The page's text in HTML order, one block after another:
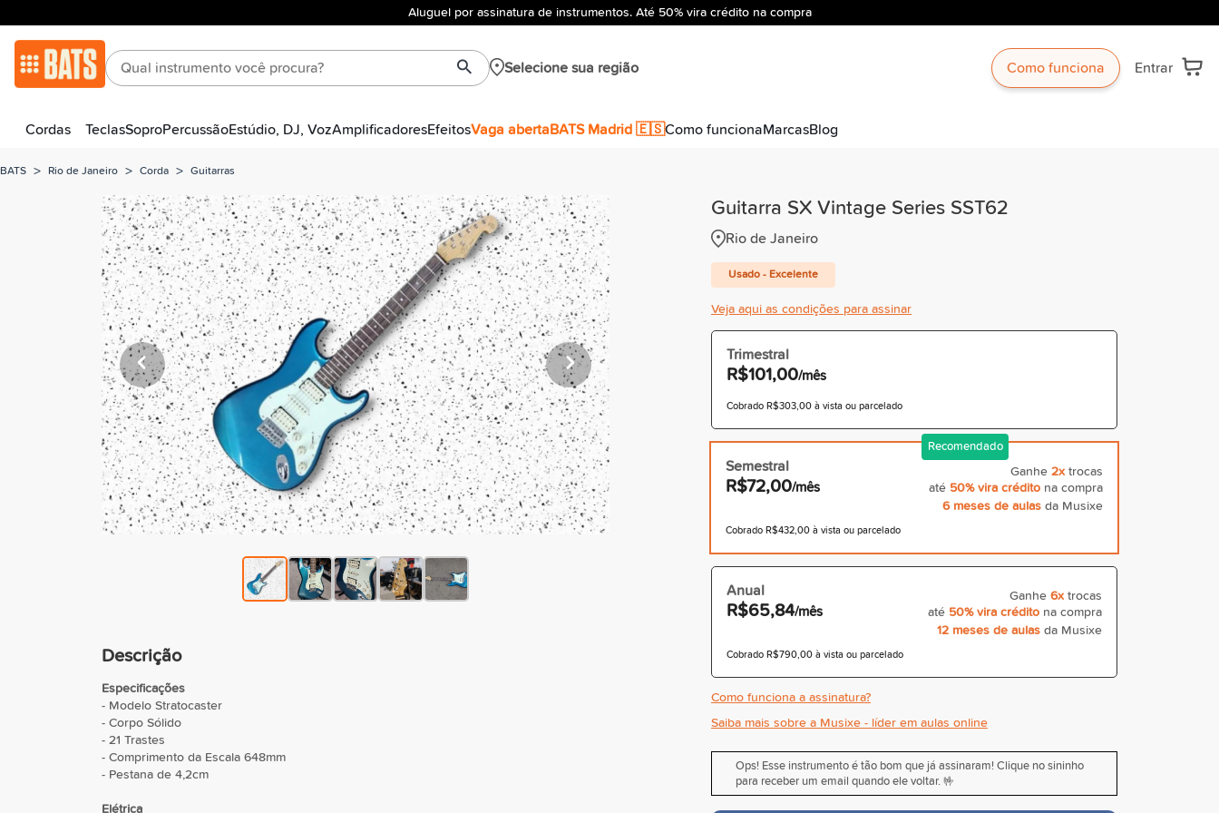
Aluguel por assinatura de instrumentos. Até 50% vira crédito na compra
Selecione sua região Como funciona Entrar
Cordas TeclasSoproPercussãoEstúdio, DJ, VozAmplificadoresEfeitosVaga abertaBATS Madrid 🇪🇸Como funcionaMarcasBlog
BATS > Rio de Janeiro > Corda > Guitarras
Descrição
Especificações
- Modelo Stratocaster
- Corpo Sólido
- 21 Trastes
- Comprimento da Escala 648mm
- Pestana de 4,2cm
Elétrica
Guitarra SX Vintage Series SST62
Rio de Janeiro
Usado - Excelente
Veja aqui as condições para assinar
Trimestral
R$101,00/mês
Cobrado R$303,00 à vista ou parcelado
Recomendado
Ganhe 2x trocas
até 50% vira crédito na compra
6 meses de aulas da Musixe
Semestral
R$72,00/mês
Cobrado R$432,00 à vista ou parcelado
Ganhe 6x trocas
até 50% vira crédito na compra
12 meses de aulas da Musixe
Anual
R$65,84/mês
Cobrado R$790,00 à vista ou parcelado
Como funciona a assinatura?
Saiba mais sobre a Musixe - líder em aulas online
Ops! Esse instrumento é tão bom que já assinaram! Clique no sininho
para receber um email quando ele voltar. 🤟